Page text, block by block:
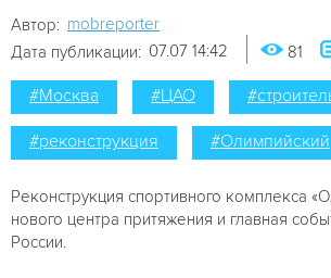
Автор: mobreporter
Дата публикации: 07.07 14:42 81
#Москва #ЦАО
#реконструкция #Олимпийский
Реконструкция спортивного комплекса
нового центра притяжения и главная
России.